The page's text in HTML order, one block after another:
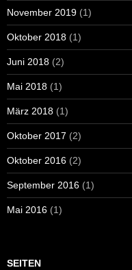
November 2019 (1)
Oktober 2018 (1)
Juni 2018 (2)
Mai 2018 (1)
März 2018 (1)
Oktober 2017 (2)
Oktober 2016 (2)
September 2016 (1)
Mai 2016 (1)
SEITEN